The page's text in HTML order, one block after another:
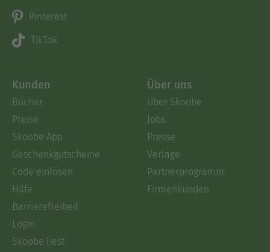
Pinterest
TikTok
Kunden
Bücher
Preise
Skoobe App
Geschenkgutscheine
Code einlösen
Hilfe
Barrierefreiheit
Login
Skoobe liest
Über uns
Über Skoobe
Jobs
Presse
Verlage
Partnerprogramm
Firmenkunden